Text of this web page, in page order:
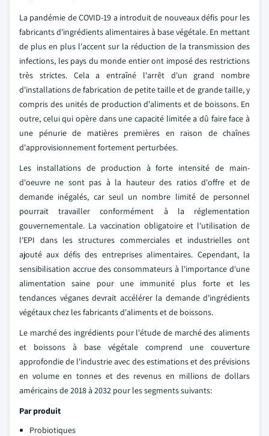
La pandémie de COVID-19 a introduit de nouveaux défis pour les
fabricants d'ingrédients alimentaires à base végétale. En mettant
de plus en plus l'accent sur la réduction de la transmission des
infections, les pays du monde entier ont imposé des restrictions
très strictes. Cela a entraîné l'arrêt d'un grand nombre
d'installations de fabrication de petite taille et de grande taille, y
compris des unités de production d'aliments et de boissons. En
outre, celui qui opère dans une capacité limitée a dû faire face à
une pénurie de matières premières en raison de chaînes
d'approvisionnement fortement perturbées.
Les installations de production à forte intensité de main-
d'oeuvre ne sont pas à la hauteur des ratios d'offre et de
demande inégalés, car seul un nombre limité de personnel
pourrait travailler conformément à la réglementation
gouvernementale. La vaccination obligatoire et l'utilisation de
l'EPI dans les structures commerciales et industrielles ont
ajouté aux défis des entreprises alimentaires. Cependant, la
sensibilisation accrue des consommateurs à l'importance d'une
alimentation saine pour une immunité plus forte et les
tendances véganes devrait accélérer la demande d'ingrédients
végétaux chez les fabricants d'aliments et de boissons.
Le marché des ingrédients pour l'étude de marché des aliments
et boissons à base végétale comprend une couverture
approfondie de l'industrie avec des estimations et des prévisions
en volume en tonnes et des revenus en millions de dollars
américains de 2018 à 2032 pour les segments suivants:
Par produit
Probiotiques